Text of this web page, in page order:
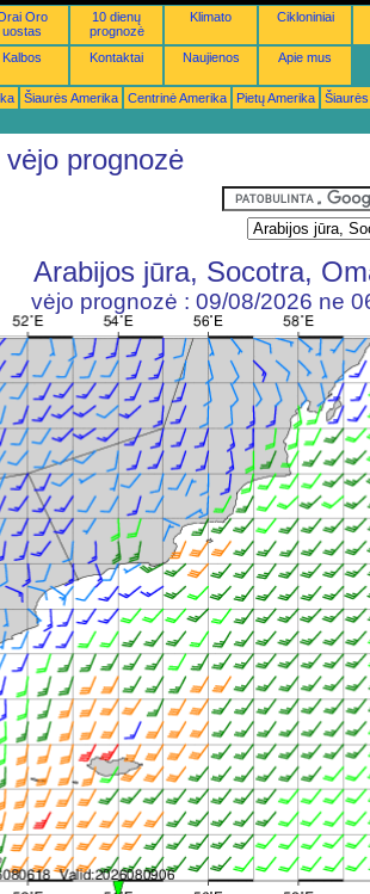
Oro
uostas
10 dienų
prognozė
Klimato Cikloniniai
Kalbos Kontaktai Naujienos Apie mus
Šiaurės Amerika Centrinė Amerika Pietų Amerika
prognozė
Arabijos jūra, Socotra,
vėjo prognozė : 09/08/2026 ne